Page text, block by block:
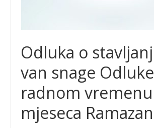
Odluka o
van snage
radnom
mjeseca